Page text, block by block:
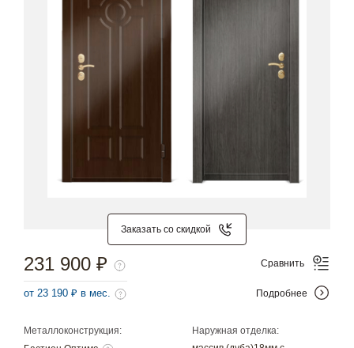
Заказать со скидкой
Металлоконструкция:
Наружная отделка:
231 900 ₽
от 23 190 ₽ в мес.
Сравнить
Подробнее